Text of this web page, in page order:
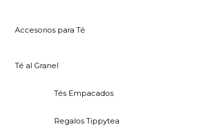
Accesorios para Té
Té al Granel
Tés Empacados
Regalos Tippytea